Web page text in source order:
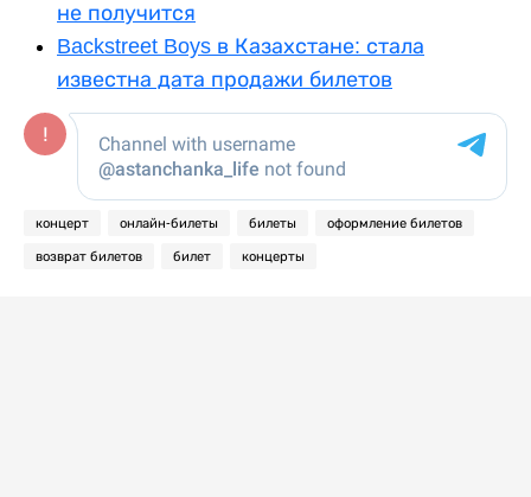
не получится
Backstreet Boys в Казахстане: стала
известна дата продажи билетов
концерт онлайн-билеты билеты оформление билетов
возврат билетов билет концерты